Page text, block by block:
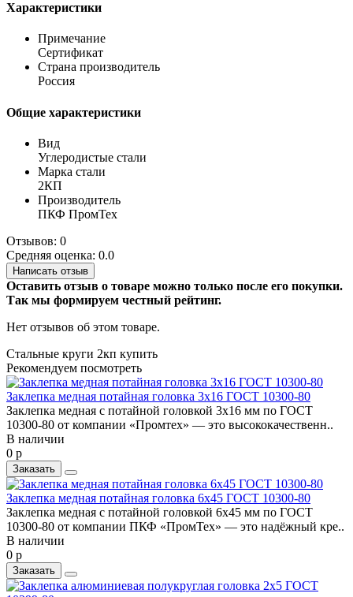
Характеристики
Примечание
Сертификат
Страна производитель
Россия
Общие характеристики
Вид
Углеродистые стали
Марка стали
2КП
Производитель
ПКФ ПромТех
Отзывов: 0
Средняя оценка: 0.0
Написать отзыв
Оставить отзыв о товаре можно только после его покупки.
Так мы формируем честный рейтинг.
Нет отзывов об этом товаре.
Стальные круги 2кп купить
Рекомендуем посмотреть
Заклепка медная потайная головка 3x16 ГОСТ 10300-80
Заклепка медная с потайной головкой 3x16 мм по ГОСТ
10300-80 от компании «Промтех» — это высококачественн..
В наличии
0 р
Заказать
Заклепка медная потайная головка 6x45 ГОСТ 10300-80
Заклепка медная с потайной головкой 6x45 мм по ГОСТ
10300-80 от компании ПКФ «ПромТех» — это надёжный кре..
В наличии
0 р
Заказать